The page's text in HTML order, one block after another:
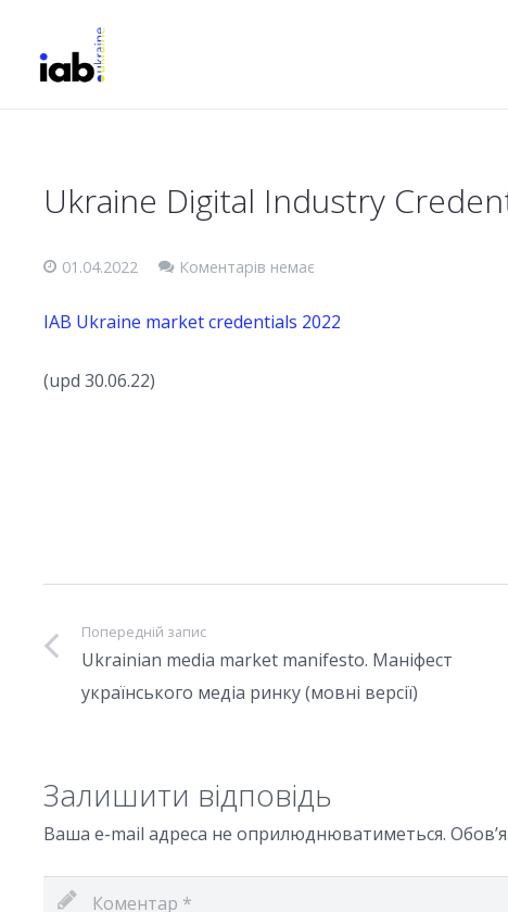
Ukraine Digital Industry
01.04.2022 Коментарів немає
IAB Ukraine market credentials 2022
(upd 30.06.22)
Попередній запис
Ukrainian media market manifesto. Маніфест
українського медіа ринку (мовні версії)
Залишити відповідь
Ваша e-mail адреса не оприлюднюватиметься.